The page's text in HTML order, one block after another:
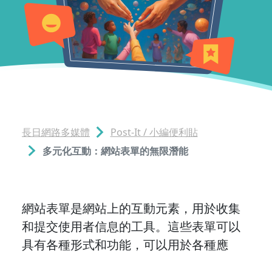
長日網路多媒體
Post-It / 小編便利貼
多元化互動：網站表單的無限潛能
網站表單是網站上的互動元素，用於收集
和提交使用者信息的工具。這些表單可以
具有各種形式和功能，可以用於各種應